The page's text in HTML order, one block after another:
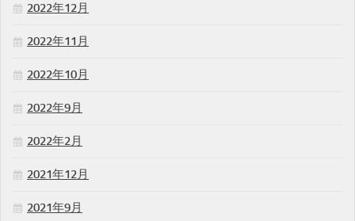
2022年12月
2022年11月
2022年10月
2022年9月
2022年2月
2021年12月
2021年9月